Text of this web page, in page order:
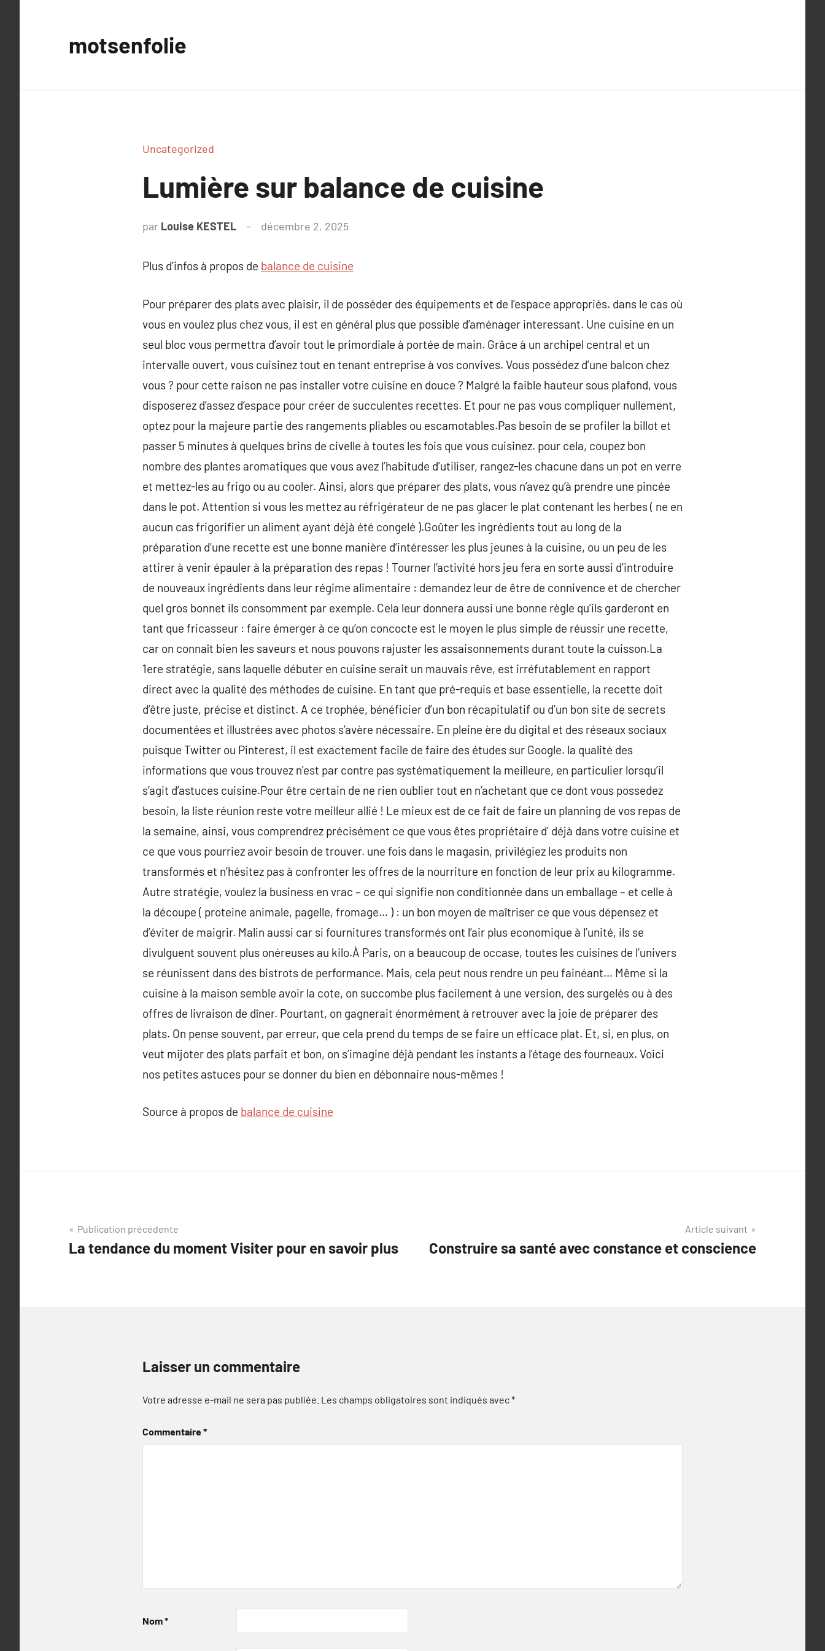
motsenfolie
Uncategorized
Lumière sur balance de cuisine
par Louise KESTEL décembre 2, 2025
Plus d’infos à propos de balance de cuisine
Pour préparer des plats avec plaisir, il de posséder des équipements et de l’espace appropriés. dans le cas où
vous en voulez plus chez vous, il est en général plus que possible d’aménager interessant. Une cuisine en un
seul bloc vous permettra d’avoir tout le primordiale à portée de main. Grâce à un archipel central et un
intervalle ouvert, vous cuisinez tout en tenant entreprise à vos convives. Vous possédez d’une balcon chez
vous ? pour cette raison ne pas installer votre cuisine en douce ? Malgré la faible hauteur sous plafond, vous
disposerez d’assez d’espace pour créer de succulentes recettes. Et pour ne pas vous compliquer nullement,
optez pour la majeure partie des rangements pliables ou escamotables.Pas besoin de se profiler la billot et
passer 5 minutes à quelques brins de civelle à toutes les fois que vous cuisinez. pour cela, coupez bon
nombre des plantes aromatiques que vous avez l’habitude d’utiliser, rangez-les chacune dans un pot en verre
et mettez-les au frigo ou au cooler. Ainsi, alors que préparer des plats, vous n’avez qu’à prendre une pincée
dans le pot. Attention si vous les mettez au réfrigérateur de ne pas glacer le plat contenant les herbes ( ne en
aucun cas frigorifier un aliment ayant déjà été congelé ).Goûter les ingrédients tout au long de la
préparation d’une recette est une bonne manière d’intéresser les plus jeunes à la cuisine, ou un peu de les
attirer à venir épauler à la préparation des repas ! Tourner l’activité hors jeu fera en sorte aussi d’introduire
de nouveaux ingrédients dans leur régime alimentaire : demandez leur de être de connivence et de chercher
quel gros bonnet ils consomment par exemple. Cela leur donnera aussi une bonne règle qu’ils garderont en
tant que fricasseur : faire émerger à ce qu’on concocte est le moyen le plus simple de réussir une recette,
car on connaît bien les saveurs et nous pouvons rajuster les assaisonnements durant toute la cuisson.La
1ere stratégie, sans laquelle débuter en cuisine serait un mauvais rêve, est irréfutablement en rapport
direct avec la qualité des méthodes de cuisine. En tant que pré-requis et base essentielle, la recette doit
d’être juste, précise et distinct. A ce trophée, bénéficier d’un bon récapitulatif ou d’un bon site de secrets
documentées et illustrées avec photos s’avère nécessaire. En pleine ère du digital et des réseaux sociaux
puisque Twitter ou Pinterest, il est exactement facile de faire des études sur Google. la qualité des
informations que vous trouvez n’est par contre pas systématiquement la meilleure, en particulier lorsqu’il
s’agit d’astuces cuisine.Pour être certain de ne rien oublier tout en n’achetant que ce dont vous possedez
besoin, la liste réunion reste votre meilleur allié ! Le mieux est de ce fait de faire un planning de vos repas de
la semaine, ainsi, vous comprendrez précisément ce que vous êtes propriétaire d’ déjà dans votre cuisine et
ce que vous pourriez avoir besoin de trouver. une fois dans le magasin, privilégiez les produits non
transformés et n’hésitez pas à confronter les offres de la nourriture en fonction de leur prix au kilogramme.
Autre stratégie, voulez la business en vrac – ce qui signifie non conditionnée dans un emballage – et celle à
la découpe ( proteine animale, pagelle, fromage… ) : un bon moyen de maîtriser ce que vous dépensez et
d’éviter de maigrir. Malin aussi car si fournitures transformés ont l’air plus economique à l’unité, ils se
divulguent souvent plus onéreuses au kilo.À Paris, on a beaucoup de occase, toutes les cuisines de l’univers
se réunissent dans des bistrots de performance. Mais, cela peut nous rendre un peu fainéant… Même si la
cuisine à la maison semble avoir la cote, on succombe plus facilement à une version, des surgelés ou à des
offres de livraison de dîner. Pourtant, on gagnerait énormément à retrouver avec la joie de préparer des
plats. On pense souvent, par erreur, que cela prend du temps de se faire un efficace plat. Et, si, en plus, on
veut mijoter des plats parfait et bon, on s’imagine déjà pendant les instants a l’étage des fourneaux. Voici
nos petites astuces pour se donner du bien en débonnaire nous-mêmes !
Source à propos de balance de cuisine
Navigation
de
Publication précédente
La tendance du moment Visiter pour en savoir plus
Article suivant
Construire sa santé avec constance et conscience
Laisser un commentaire
Votre adresse e-mail ne sera pas publiée. Les champs obligatoires sont indiqués avec*
Commentaire*
Nom*